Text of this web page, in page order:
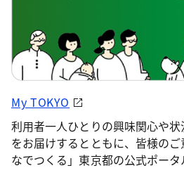
My TOKYO
利用者一人ひとりの興味関心や
をお届けするとともに、皆様の
なでつくる」東京都の公式ポータ